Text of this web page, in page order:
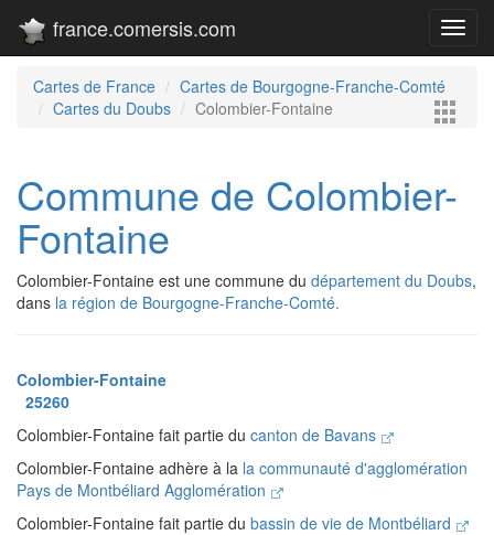
france.comersis.com
Cartes de France
Cartes de Bourgogne-Franche-Comté
Cartes du Doubs
Colombier-Fontaine
Commune de Colombier-
Fontaine
Colombier-Fontaine est une commune du département du Doubs,
dans la région de Bourgogne-Franche-Comté.
Colombier-Fontaine
25260
Colombier-Fontaine fait partie du canton de Bavans
Colombier-Fontaine adhère à la la communauté d'agglomération
Pays de Montbéliard Agglomération
Colombier-Fontaine fait partie du bassin de vie de Montbéliard